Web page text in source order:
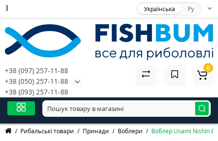
Українська Ру
+38 (097) 257-11-88
+38 (050) 257-11-88
+38 (093) 257-11-88
0
Рибальські товари Принади Воблери Воблер Usami Nishin